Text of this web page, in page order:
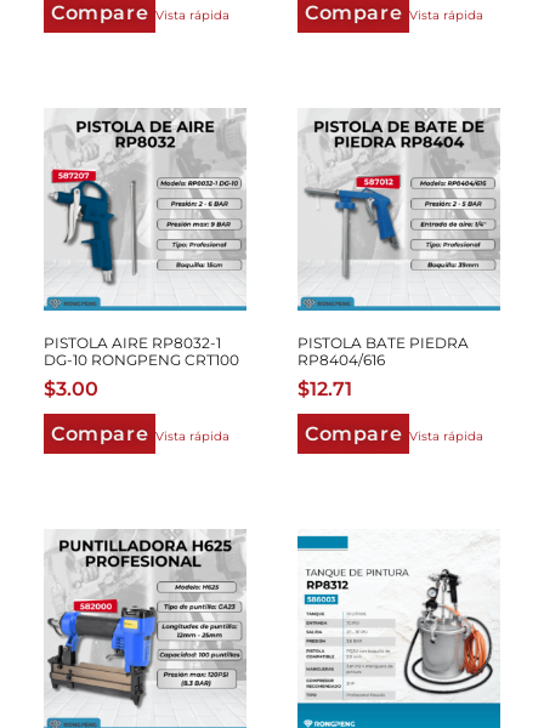
Compare Vista rápida
Compare Vista rápida
PISTOLA AIRE RP8032-1
DG-10 RONGPENG CRT100
$3.00
Compare Vista rápida
PISTOLA BATE PIEDRA
RP8404/616
$12.71
Compare Vista rápida